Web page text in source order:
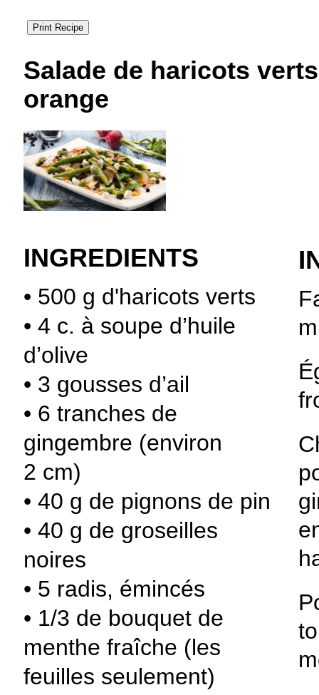
Salade de haricots
orange
INGREDIENTS
• 500 g d'haricots verts
• 4 c. à soupe d’huile
d’olive
• 3 gousses d’ail
• 6 tranches de
gingembre (environ
2 cm)
• 40 g de pignons de pin
• 40 g de groseilles
noires
• 5 radis, émincés
• 1/3 de bouquet de
menthe fraîche (les
feuilles seulement)